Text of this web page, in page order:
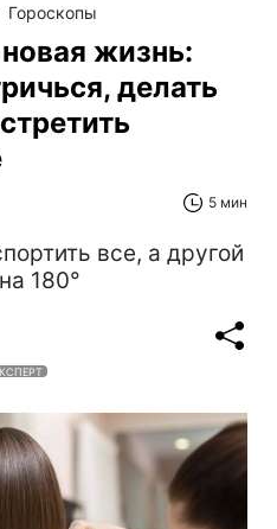
Гороскопы
жизнь:
делать
5 мин
все, а другой
180°